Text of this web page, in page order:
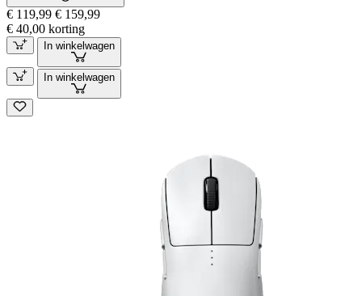
€ 119,99 € 159,99
€ 40,00 korting
In winkelwagen
In winkelwagen